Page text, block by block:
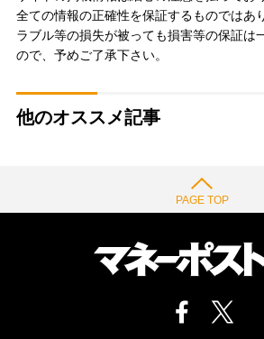
全ての情報の正確性を保証するものではあ
ラブル等の損失が被っても損害等の保証は
ので、予めご了承下さい。
他のオススメ記事
PAGE TOP